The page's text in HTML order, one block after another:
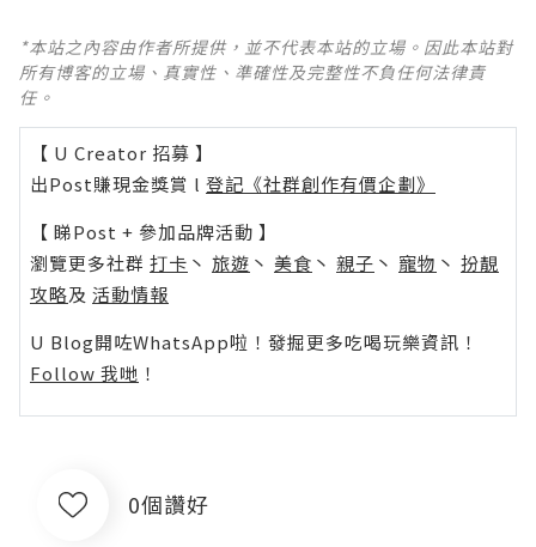
*本站之內容由作者所提供，並不代表本站的立場。因此本站對
所有博客的立場、真實性、準確性及完整性不負任何法律責
任。
【 U Creator 招募 】
出Post賺現金獎賞 l 登記《社群創作有價企劃》
【 睇Post + 參加品牌活動 】
瀏覽更多社群 打卡 丶 旅遊 丶 美食 丶 親子 丶 寵物 丶 扮靚
攻略及 活動情報
U Blog開咗WhatsApp啦！發掘更多吃喝玩樂資訊！
Follow 我哋 ！
0個讚好